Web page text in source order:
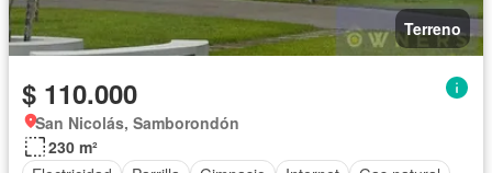
Terreno
$ 110.000
San Nicolás, Samborondón
230 m²